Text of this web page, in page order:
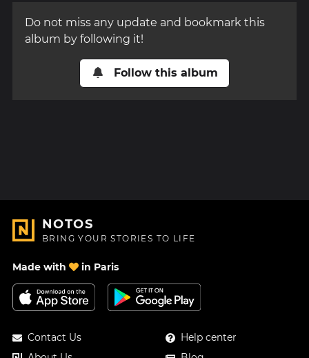
Do not miss any update and bookmark this
album by following it!
Follow this album
NOTOS
BRING YOUR STORIES TO LIFE
Made with in Paris
Contact Us
Help center